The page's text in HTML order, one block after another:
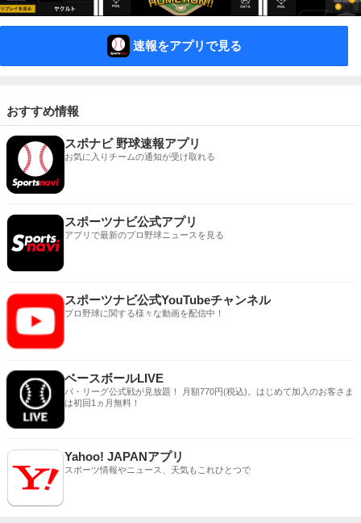
速報をアプリで見る
おすすめ情報
スポナビ 野球速報アプリ
お気に入りチームの通知が受け取れる
スポーツナビ公式アプリ
アプリで最新のプロ野球ニュースを見る
スポーツナビ公式YouTubeチャンネル
プロ野球に関する様々な動画を配信中！
ベースボールLIVE
パ・リーグ公式戦が見放題！ 月額770円(税込)。はじめて加入のお客さま
は初回1ヵ月無料！
Yahoo! JAPANアプリ
スポーツ情報やニュース、天気もこれひとつで